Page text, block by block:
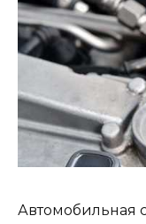
Автомобильная